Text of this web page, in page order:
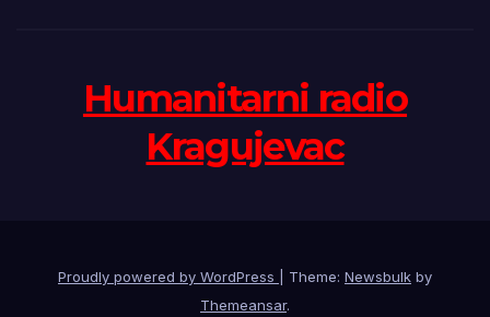
Humanitarni radio
Kragujevac
Proudly powered by WordPress Theme: Newsbulk by
Themeansar.